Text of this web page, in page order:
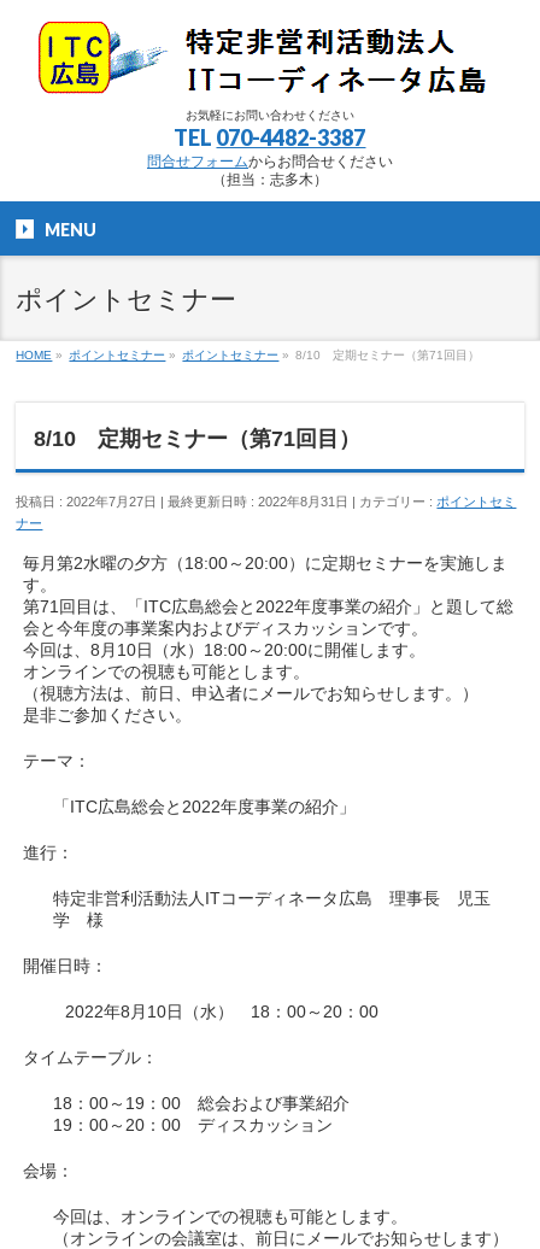
お気軽にお問い合わせください
TEL 070-4482-3387
問合せフォームからお問合せください
（担当：志多木）
MENU
ポイントセミナー
HOME » ポイントセミナー » ポイントセミナー » 8/10 定期セミナー（第71回目）
8/10 定期セミナー（第71回目）
投稿日 : 2022年7月27日 最終更新日時 : 2022年8月31日 カテゴリー : ポイントセミ
ナー
毎月第2水曜の夕方（18:00～20:00）に定期セミナーを実施しま
す。
第71回目は、「ITC広島総会と2022年度事業の紹介」と題して総
会と今年度の事業案内およびディスカッションです。
今回は、8月10日（水）18:00～20:00に開催します。
オンラインでの視聴も可能とします。
（視聴方法は、前日、申込者にメールでお知らせします。）
是非ご参加ください。
テーマ：
「ITC広島総会と2022年度事業の紹介」
進行：
特定非営利活動法人ITコーディネータ広島 理事長 児玉
学 様
開催日時：
2022年8月10日（水） 18：00～20：00
タイムテーブル：
18：00～19：00 総会および事業紹介
19：00～20：00 ディスカッション
会場：
今回は、オンラインでの視聴も可能とします。
（オンラインの会議室は、前日にメールでお知らせします）